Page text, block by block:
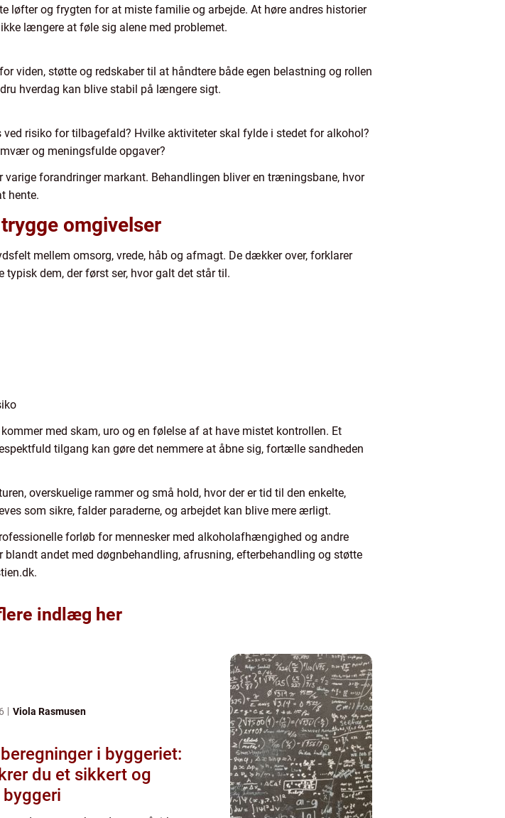
løfter og frygten for at miste familie og arbejde. At høre andres historier
længere at føle sig alene med problemet.
viden, støtte og redskaber til at håndtere både egen belastning og rollen
hverdag kan blive stabil på længere sigt.
risiko for tilbagefald? Hvilke aktiviteter skal fylde i stedet for alkohol?
og meningsfulde opgaver?
forandringer markant. Behandlingen bliver en træningsbane, hvor
hente.
omgivelser
mellem omsorg, vrede, håb og afmagt. De dækker over, forklarer
dem, der først ser, hvor galt det står til.
med skam, uro og en følelse af at have mistet kontrollen. Et
tilgang kan gøre det nemmere at åbne sig, fortælle sandheden
overskuelige rammer og små hold, hvor der er tid til den enkelte,
som sikre, falder paraderne, og arbejdet kan blive mere ærligt.
forløb for mennesker med alkoholafhængighed og andre
andet med døgnbehandling, afrusning, efterbehandling og støtte
indlæg her
Viola Rasmusen
i byggeriet:
du et sikkert og